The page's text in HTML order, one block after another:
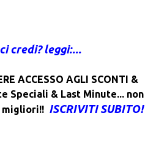
credi? leggi:...
ACCESSO AGLI SCONTI &
Speciali & Last Minute... non
migliori!! ISCRIVITI SUBITO!